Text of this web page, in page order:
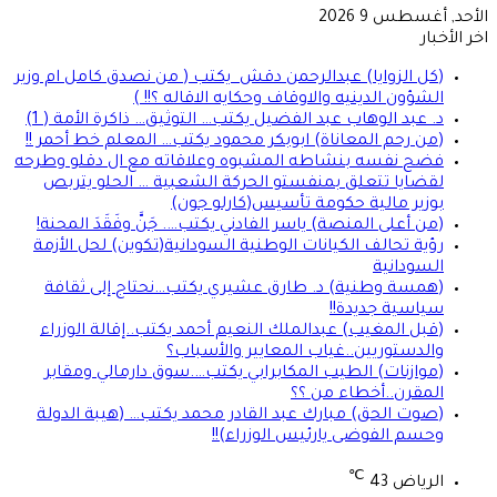
أغسطس 9 2026
الأخبار
(كل الزوايا) عبدالرحمن دقش يكتب ( من نصدق كامل ام وزير
الشؤون الدينيه والاوقاف وحكايه الاقاله ؟!! )
د. عبد الوهاب عبد الفضيل يكتب… التوثيق… ذاكرة الأمة ( 1)
(من رحم المعاناة) ابوبكر محمود يكتب… المعلم خط أحمر !!
فضح نفسه بنشاطه المشبوه وعلاقاته مع ال دقلو وطرحه
لقضايا تتعلق بمنفستو الحركة الشعبية … الحلو يتربص
بوزير مالية حكومة تأسيس(كارلو جون)
(من أعلى المنصة) ياسر الفادني يكتب…. جَنَّ وفَقَدَ المحنة!
رؤية تحالف الكيانات الوطنية السودانية(تكوين) لحل الأزمة
السودانية
(همسة وطنية) د. طارق عشيري يكتب…نحتاج إلى ثقافة
سياسية جديدة!!
(قبل المغيب) عبدالملك النعيم أحمد يكتب..إقالة الوزراء
والدستوريين..غياب المعايير والأسباب؟
(موازنات) الطيب المكابرابي يكتب….سوق دارمالي ومقابر
المقرن..أخطاء من ؟؟
(صوت الحق) مبارك عبد القادر محمد يكتب… (هيبة الدولة
وحسم الفوضى يارئيس الوزراء)!!
الرياض 43
℃